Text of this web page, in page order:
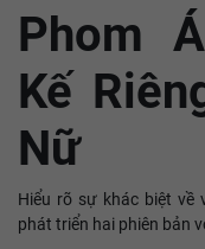
Phom
Kế
Nữ
Hiểu rõ sự khác biệt về
phát triển hai phiên bản